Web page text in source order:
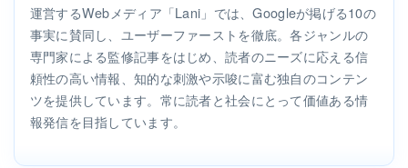
運営するWebメディア「Lani」では、Googleが掲げる10の
事実に賛同し、ユーザーファーストを徹底。各ジャンルの
専門家による監修記事をはじめ、読者のニーズに応える信
頼性の高い情報、知的な刺激や示唆に富む独自のコンテン
ツを提供しています。常に読者と社会にとって価値ある情
報発信を目指しています。